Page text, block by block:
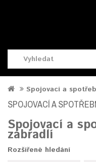
Spojovací a
SPOJOVACÍ A
Spojovací a
zábradlí
Rozšířené hledání